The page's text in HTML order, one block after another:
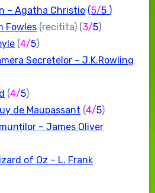
– Agatha Christie (5/5 )
Fowles (recitita) (3/5)
(4/5)
Secretelor – J.K.Rowling
(4/5)
de Maupassant (4/5)
– James Oliver
of Oz – L. Frank